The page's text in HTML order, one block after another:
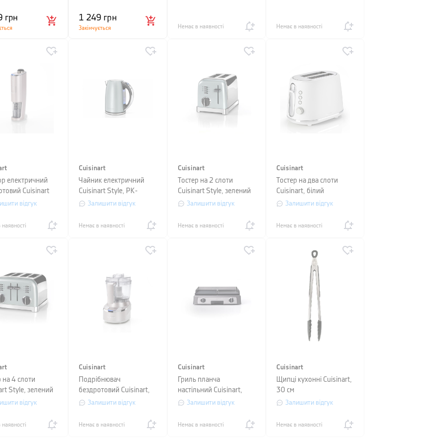
грн 1 249 грн
Закінчується Немає в наявності Немає в наявності
електричний
Cuisinart
висота 20,5
відгук
Cuisinart
Чайник електричний
Cuisinart Style, РК-
дисплей, об'єм 1,7 л,
Залишити відгук
Немає в наявності
Cuisinart
Тостер на 2 слоти
Cuisinart Style, зелений
Залишити відгук
Немає в наявності
Cuisinart
Тостер на два слоти
Cuisinart, білий
Залишити відгук
Немає в наявності
на 4 слоти
Style, зелений
відгук
Cuisinart
Подрібнювач
бездротовий Cuisinart,
сріблястий
Залишити відгук
Немає в наявності
Cuisinart
Гриль планча
настільний Cuisinart,
потужність 2200 Вт,
Залишити відгук
Немає в наявності
Cuisinart
Щипці кухонні Cuisinart,
30 см
Залишити відгук
Немає в наявності